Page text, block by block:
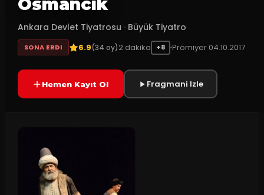
Osmancık
Ankara Devlet Tiyatrosu · Büyük Tiyatro
SONA ERDI 6.9(34 oy)2 dakika +8 Prömiyer 04.10.2017
Hemen Kayıt Ol Fragmani Izle